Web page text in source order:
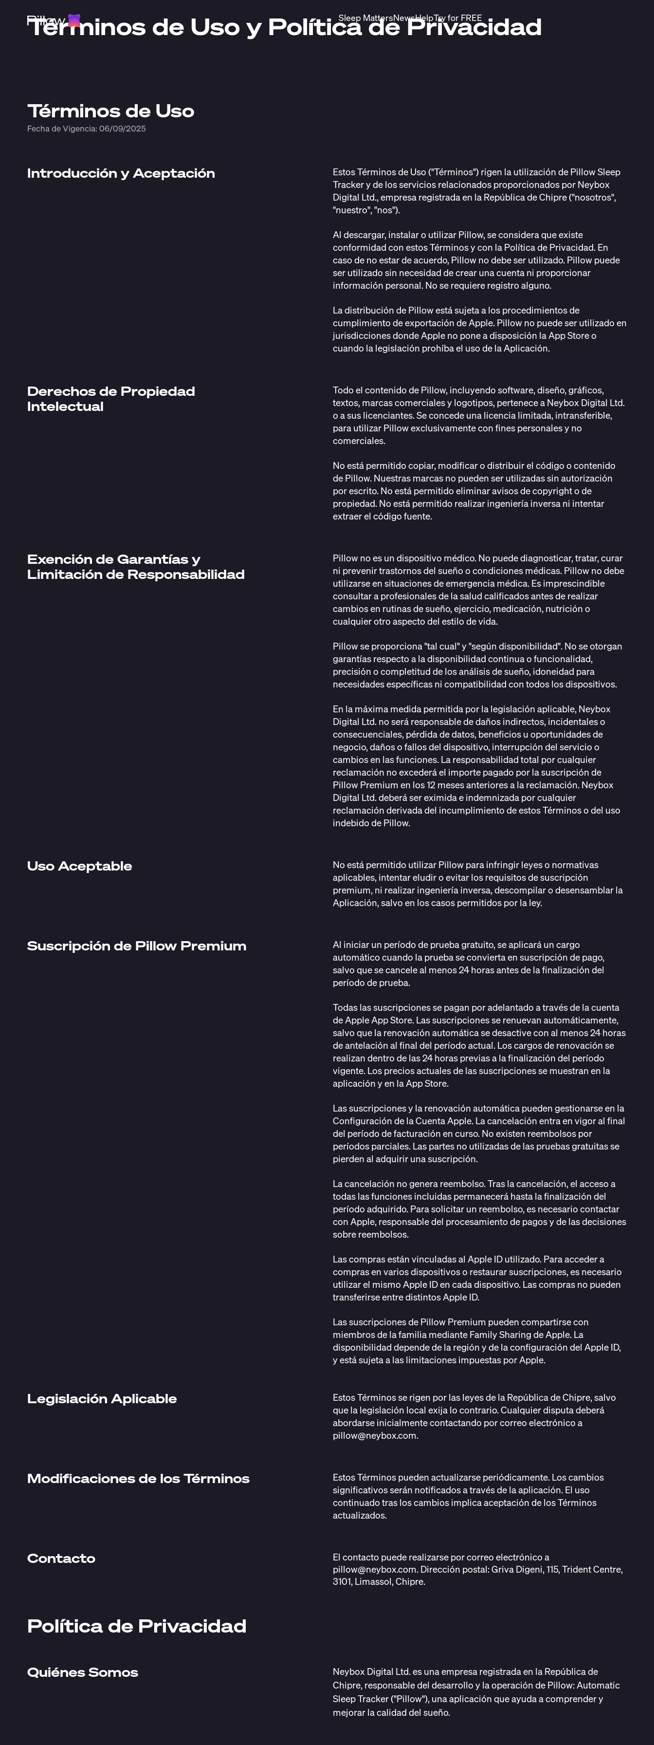
Sleep MattersNewsHelpTry for FREE
Términos de Uso y Política de Privacidad
Términos de Uso
Fecha de Vigencia: 06/09/2025
Introducción y Aceptación
Estos Términos de Uso ("Términos") rigen la utilización de Pillow Sleep
Tracker y de los servicios relacionados proporcionados por Neybox
Digital Ltd., empresa registrada en la República de Chipre ("nosotros",
"nuestro", "nos").
Al descargar, instalar o utilizar Pillow, se considera que existe
conformidad con estos Términos y con la Política de Privacidad. En
caso de no estar de acuerdo, Pillow no debe ser utilizado. Pillow puede
ser utilizado sin necesidad de crear una cuenta ni proporcionar
información personal. No se requiere registro alguno.
La distribución de Pillow está sujeta a los procedimientos de
cumplimiento de exportación de Apple. Pillow no puede ser utilizado en
jurisdicciones donde Apple no pone a disposición la App Store o
cuando la legislación prohíba el uso de la Aplicación.
Derechos de Propiedad
Intelectual
Todo el contenido de Pillow, incluyendo software, diseño, gráficos,
textos, marcas comerciales y logotipos, pertenece a Neybox Digital Ltd.
o a sus licenciantes. Se concede una licencia limitada, intransferible,
para utilizar Pillow exclusivamente con fines personales y no
comerciales.
No está permitido copiar, modificar o distribuir el código o contenido
de Pillow. Nuestras marcas no pueden ser utilizadas sin autorización
por escrito. No está permitido eliminar avisos de copyright o de
propiedad. No está permitido realizar ingeniería inversa ni intentar
extraer el código fuente.
Exención de Garantías y
Limitación de Responsabilidad
Pillow no es un dispositivo médico. No puede diagnosticar, tratar, curar
ni prevenir trastornos del sueño o condiciones médicas. Pillow no debe
utilizarse en situaciones de emergencia médica. Es imprescindible
consultar a profesionales de la salud calificados antes de realizar
cambios en rutinas de sueño, ejercicio, medicación, nutrición o
cualquier otro aspecto del estilo de vida.
Pillow se proporciona "tal cual" y "según disponibilidad". No se otorgan
garantías respecto a la disponibilidad continua o funcionalidad,
precisión o completitud de los análisis de sueño, idoneidad para
necesidades específicas ni compatibilidad con todos los dispositivos.
En la máxima medida permitida por la legislación aplicable, Neybox
Digital Ltd. no será responsable de daños indirectos, incidentales o
consecuenciales, pérdida de datos, beneficios u oportunidades de
negocio, daños o fallos del dispositivo, interrupción del servicio o
cambios en las funciones. La responsabilidad total por cualquier
reclamación no excederá el importe pagado por la suscripción de
Pillow Premium en los 12 meses anteriores a la reclamación. Neybox
Digital Ltd. deberá ser eximida e indemnizada por cualquier
reclamación derivada del incumplimiento de estos Términos o del uso
indebido de Pillow.
Uso Aceptable
No está permitido utilizar Pillow para infringir leyes o normativas
aplicables, intentar eludir o evitar los requisitos de suscripción
premium, ni realizar ingeniería inversa, descompilar o desensamblar la
Aplicación, salvo en los casos permitidos por la ley.
Suscripción de Pillow Premium
Al iniciar un período de prueba gratuito, se aplicará un cargo
automático cuando la prueba se convierta en suscripción de pago,
salvo que se cancele al menos 24 horas antes de la finalización del
período de prueba.
Todas las suscripciones se pagan por adelantado a través de la cuenta
de Apple App Store. Las suscripciones se renuevan automáticamente,
salvo que la renovación automática se desactive con al menos 24 horas
de antelación al final del período actual. Los cargos de renovación se
realizan dentro de las 24 horas previas a la finalización del período
vigente. Los precios actuales de las suscripciones se muestran en la
aplicación y en la App Store.
Las suscripciones y la renovación automática pueden gestionarse en la
Configuración de la Cuenta Apple. La cancelación entra en vigor al final
del período de facturación en curso. No existen reembolsos por
períodos parciales. Las partes no utilizadas de las pruebas gratuitas se
pierden al adquirir una suscripción.
La cancelación no genera reembolso. Tras la cancelación, el acceso a
todas las funciones incluidas permanecerá hasta la finalización del
período adquirido. Para solicitar un reembolso, es necesario contactar
con Apple, responsable del procesamiento de pagos y de las decisiones
sobre reembolsos.
Las compras están vinculadas al Apple ID utilizado. Para acceder a
compras en varios dispositivos o restaurar suscripciones, es necesario
utilizar el mismo Apple ID en cada dispositivo. Las compras no pueden
transferirse entre distintos Apple ID.
Las suscripciones de Pillow Premium pueden compartirse con
miembros de la familia mediante Family Sharing de Apple. La
disponibilidad depende de la región y de la configuración del Apple ID,
y está sujeta a las limitaciones impuestas por Apple.
Legislación Aplicable
Estos Términos se rigen por las leyes de la República de Chipre, salvo
que la legislación local exija lo contrario. Cualquier disputa deberá
abordarse inicialmente contactando por correo electrónico a
pillow@neybox.com.
Modificaciones de los Términos
Estos Términos pueden actualizarse periódicamente. Los cambios
significativos serán notificados a través de la aplicación. El uso
continuado tras los cambios implica aceptación de los Términos
actualizados.
Contacto
El contacto puede realizarse por correo electrónico a
pillow@neybox.com. Dirección postal: Griva Digeni, 115, Trident Centre,
3101, Limassol, Chipre.
Política de Privacidad
Quiénes Somos
Neybox Digital Ltd. es una empresa registrada en la República de
Chipre, responsable del desarrollo y la operación de Pillow: Automatic
Sleep Tracker ("Pillow"), una aplicación que ayuda a comprender y
mejorar la calidad del sueño.